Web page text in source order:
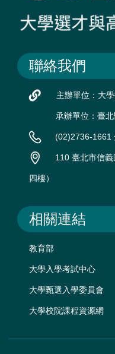
聯絡我們
主辦單位：大
承辦單位：臺
(02)2736-1661
110 臺北市信
四樓）
相關連結
教育部
大學入學考試中心
大學甄選入學委員會
大學校院課程資源網